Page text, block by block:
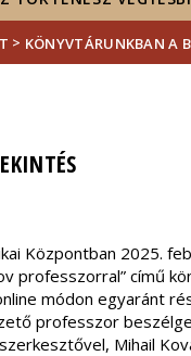
> KÖNYVTÁRUNKBAN A
Központban 2025.
professzorral” című
módon egyaránt
professzor
Mihail